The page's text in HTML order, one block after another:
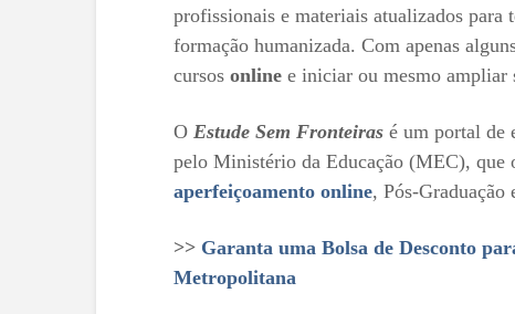
profissionais e materiais atualizados para
formação humanizada. Com apenas
cursos online e iniciar ou mesmo ampliar
O Estude Sem Fronteiras é um portal de
pelo Ministério da Educação (MEC), que
aperfeiçoamento online, Pós-
>> Garanta uma Bolsa de Desconto
Metropolitana